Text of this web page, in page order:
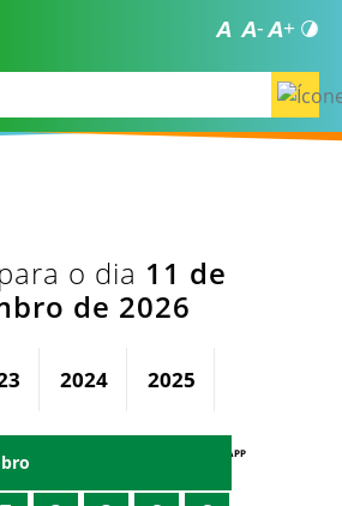
o dia 11 de
de 2026
2024 2025
AGENDA PAPP